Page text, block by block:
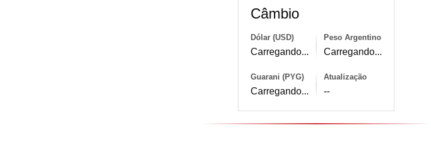
Câmbio
Dólar (USD)
Carregando...
Peso Argentino
Carregando...
Guarani (PYG)
Carregando...
Atualização
--